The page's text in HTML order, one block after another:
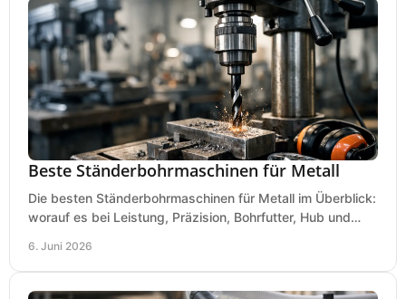
Beste Ständerbohrmaschinen für Metall
Die besten Ständerbohrmaschinen für Metall im Überblick:
worauf es bei Leistung, Präzision, Bohrfutter, Hub und
6. Juni 2026